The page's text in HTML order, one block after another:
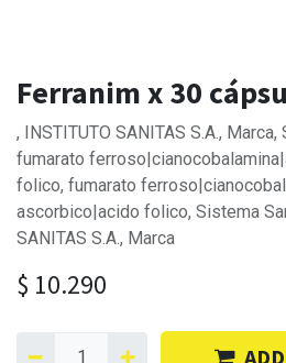
Ferranim x 30
, INSTITUTO SANITAS S.A.,
fumarato
folico, fumarato
ascorbico|acido folico, Sistema
SANITAS S.A., Marca
$ 10.290